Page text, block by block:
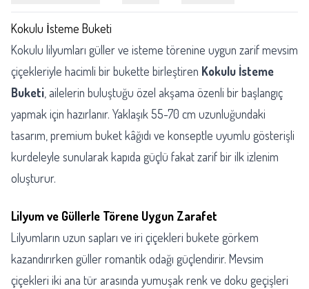
Kokulu İsteme Buketi
Kokulu lilyumları güller ve isteme törenine uygun zarif mevsim
çiçekleriyle hacimli bir bukette birleştiren Kokulu İsteme
Buketi , ailelerin buluştuğu özel akşama özenli bir başlangıç
yapmak için hazırlanır. Yaklaşık 55-70 cm uzunluğundaki
tasarım, premium buket kâğıdı ve konseptle uyumlu gösterişli
kurdeleyle sunularak kapıda güçlü fakat zarif bir ilk izlenim
oluşturur.
Lilyum ve Güllerle Törene Uygun Zarafet
Lilyumların uzun sapları ve iri çiçekleri bukete görkem
kazandırırken güller romantik odağı güçlendirir. Mevsim
çiçekleri iki ana tür arasında yumuşak renk ve doku geçişleri